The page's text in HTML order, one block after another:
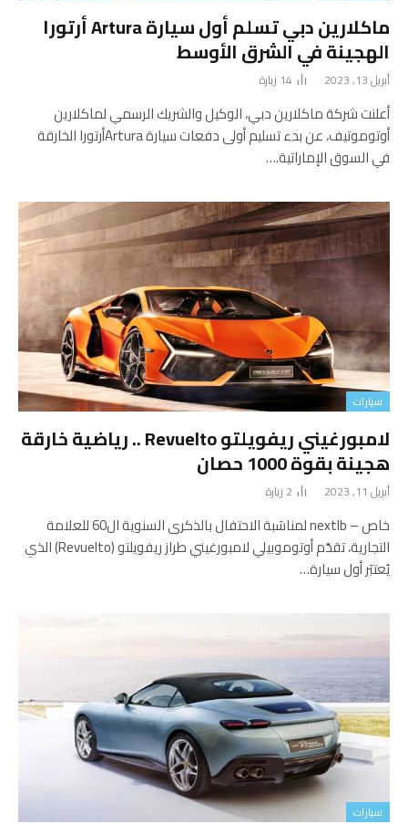
ماكلارين دبي تسلم أول سيارة Artura أرتورا
الهجينة في الشرق الأوسط
أبريل 13, 2023 14 زيارة
أعلنت شركة ماكلارين دبي، الوكيل والشريك الرسمي لماكلارين
أوتوموتيف، عن بدء تسليم أولى دفعات سيارة Arturaأرتورا الخارقة
في السوق الإماراتية.…
سيارات
لامبورغيني ريفويلتو Revuelto .. رياضية خارقة
هجينة بقوة 1000 حصان
أبريل 11, 2023 2 زيارة
خاص – nextlb لمناسَبة الاحتفال بالذكرى السنوية ال60 للعلامة
التجارية، تقدّم أوتوموبيلي لامبورغيني طراز ريفويلتو (Revuelto) الذي
يُعتبَر أول سيارة…
سيارات